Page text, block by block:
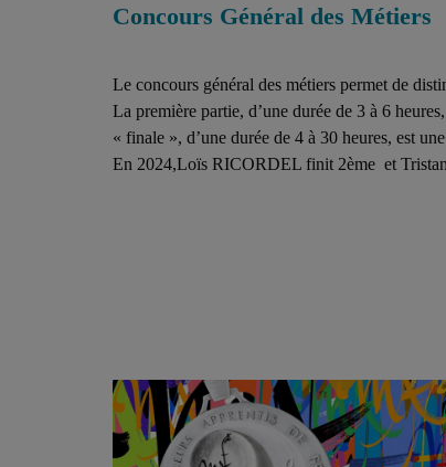
Concours Général des Métiers
Le concours général des métiers permet de
La première partie, d’une durée de 3 à 6
« finale », d’une durée de 4 à 30 heures, est
En 2024,Loïs RICORDEL finit 2ème et